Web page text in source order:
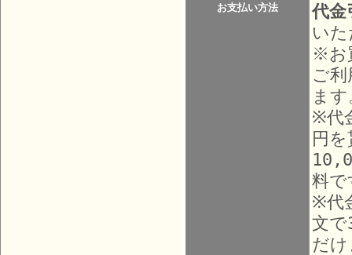
お支払い方法
代金
い
※お
ご
ま
※代
円
料で
※代
文
だ